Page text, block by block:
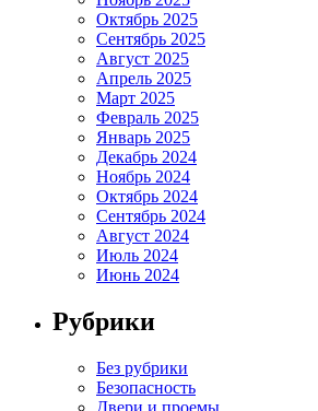
Октябрь 2025
Сентябрь 2025
Август 2025
Апрель 2025
Март 2025
Февраль 2025
Январь 2025
Декабрь 2024
Ноябрь 2024
Октябрь 2024
Сентябрь 2024
Август 2024
Июль 2024
Июнь 2024
Рубрики
Без рубрики
Безопасность